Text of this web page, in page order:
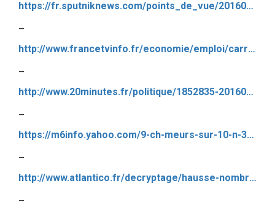
https://fr.sputniknews.com/points_de_vue/201605231025215947-france-hollande/
–
http://www.francetvinfo.fr/economie/emploi/carriere/vie-professionnelle/droit-du-travail/sept-francais-sur-dix-veulent-le-retrait-de-la-loi-travail-pour-eviter-les-blocages_1467789.html#xtor=AL-79-%5Barticle%5D-%5Bconnexe%5D
–
http://www.20minutes.fr/politique/1852835-20160526-video-loi-travail-manuel-valls-recadre-michel-sapin-direct-article-2
–
https://m6info.yahoo.com/9-ch-meurs-sur-10-n-39-ont-1437017395822646.html
–
http://www.atlantico.fr/decryptage/hausse-nombre-personnes-en-formation-radiees-pole-emploi-ou-en-defaut-actualisation-ces-miracles-statistiques-qui-permettent-au-2711526.html
–